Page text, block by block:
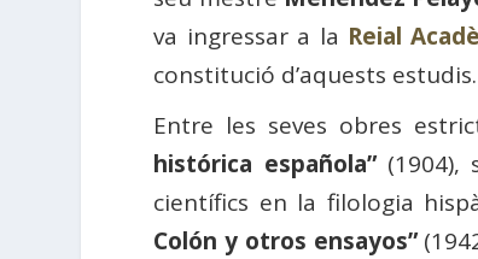
va ingressar a la Reial
constitució d’aquests estudis.
Entre les seves obres
histórica española”(1904),
científics en la filologia
Colón y otros ensayos”